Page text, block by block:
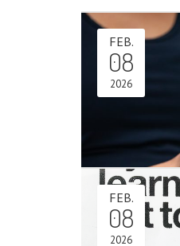
FEB.
08
2026
FEB.
08
2026